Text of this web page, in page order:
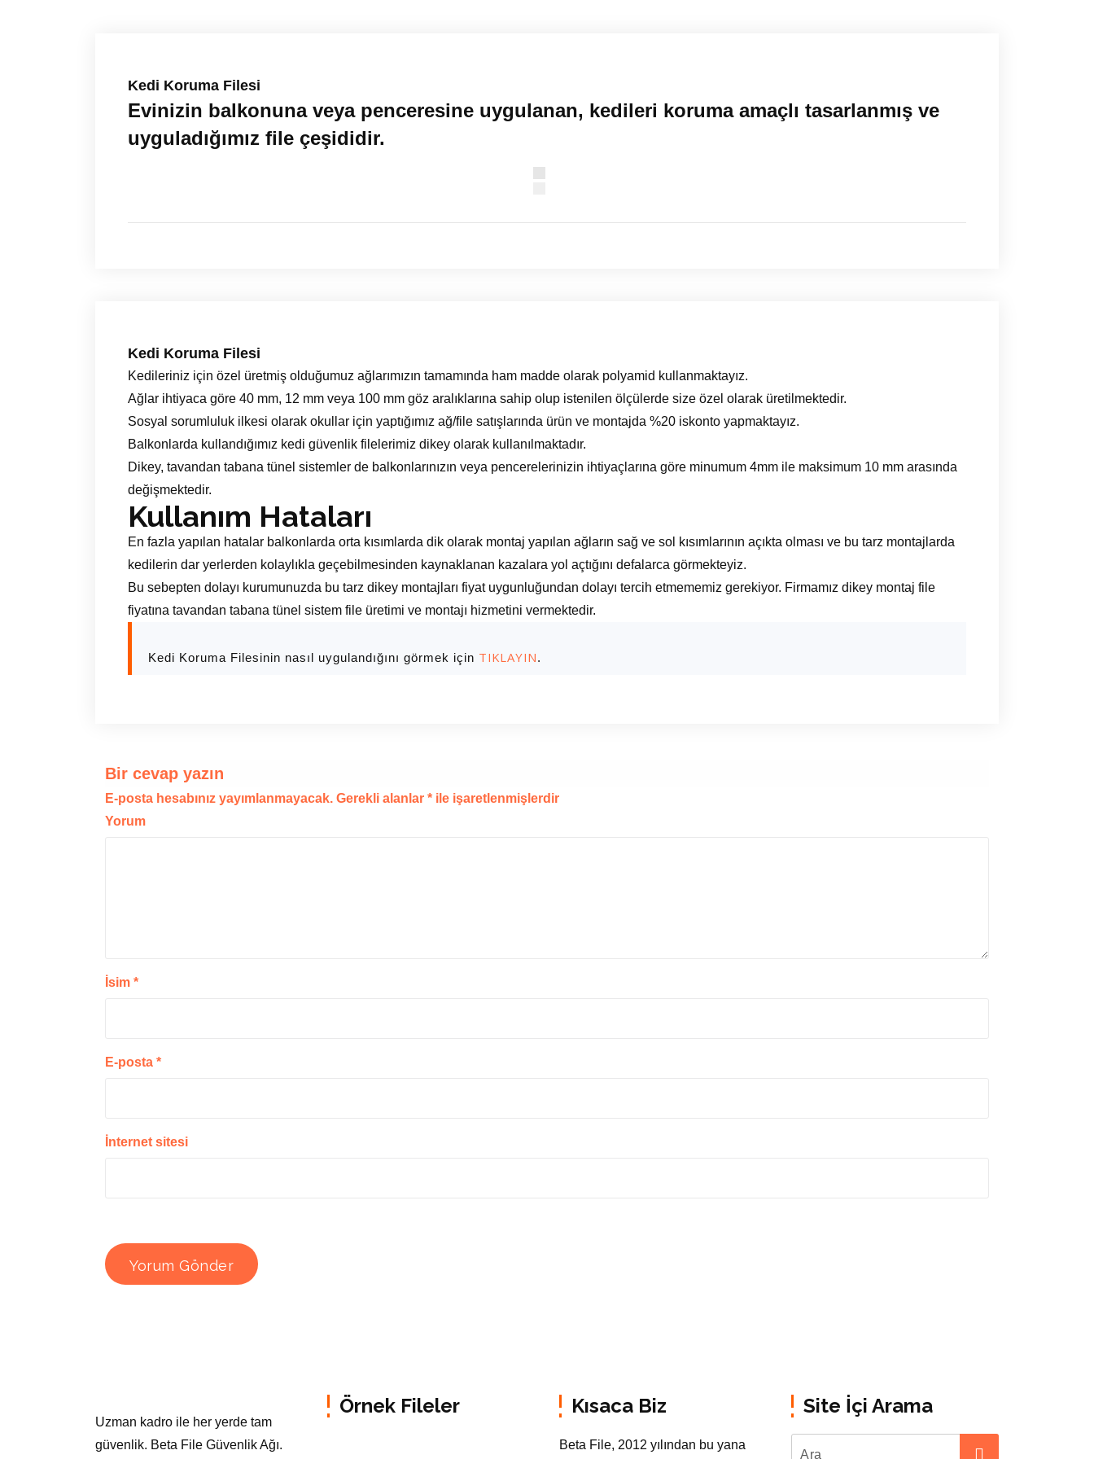
Kedi Koruma Filesi
Evinizin balkonuna veya penceresine uygulanan, kedileri koruma amaçlı tasarlanmış ve
uyguladığımız file çeşididir.
Kedi Koruma Filesi
Kedileriniz için özel üretmiş olduğumuz ağlarımızın tamamında ham madde olarak polyamid kullanmaktayız.
Ağlar ihtiyaca göre 40 mm, 12 mm veya 100 mm göz aralıklarına sahip olup istenilen ölçülerde size özel olarak üretilmektedir.
Sosyal sorumluluk ilkesi olarak okullar için yaptığımız ağ/file satışlarında ürün ve montajda %20 iskonto yapmaktayız.
Balkonlarda kullandığımız kedi güvenlik filelerimiz dikey olarak kullanılmaktadır.
Dikey, tavandan tabana tünel sistemler de balkonlarınızın veya pencerelerinizin ihtiyaçlarına göre minumum 4mm ile maksimum 10 mm arasında
değişmektedir.
Kullanım Hataları
En fazla yapılan hatalar balkonlarda orta kısımlarda dik olarak montaj yapılan ağların sağ ve sol kısımlarının açıkta olması ve bu tarz montajlarda
kedilerin dar yerlerden kolaylıkla geçebilmesinden kaynaklanan kazalara yol açtığını defalarca görmekteyiz.
Bu sebepten dolayı kurumunuzda bu tarz dikey montajları fiyat uygunluğundan dolayı tercih etmememiz gerekiyor. Firmamız dikey montaj file
fiyatına tavandan tabana tünel sistem file üretimi ve montajı hizmetini vermektedir.
Kedi Koruma Filesinin nasıl uygulandığını görmek için TIKLAYIN.
Bir cevap yazın
E-posta hesabınız yayımlanmayacak. Gerekli alanlar * ile işaretlenmişlerdir
Yorum
İsim *
E-posta *
İnternet sitesi
Uzman kadro ile her yerde tam
güvenlik. Beta File Güvenlik Ağı.
Örnek Fileler Kısaca Biz
Beta File, 2012 yılından bu yana
Site İçi Arama